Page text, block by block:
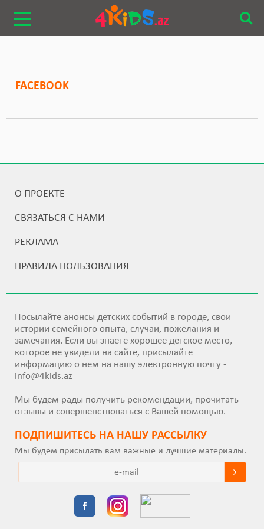
FACEBOOK
О ПРОЕКТЕ
СВЯЗАТЬСЯ С НАМИ
РЕКЛАМА
ПРАВИЛА ПОЛЬЗОВАНИЯ
Посылайте анонсы детских событий в городе, свои
истории семейного опыта, случаи, пожелания и
замечания. Если вы знаете хорошее детское место,
которое не увидели на сайте, присылайте
информацию о нем на нашу электронную почту -
info@4kids.az
Мы будем рады получить рекомендации, прочитать
отзывы и совершенствоваться с Вашей помощью.
ПОДПИШИТEСЬ НА НАШУ РАССЫЛКУ
Мы будем присылать вам важные и лучшие материалы.